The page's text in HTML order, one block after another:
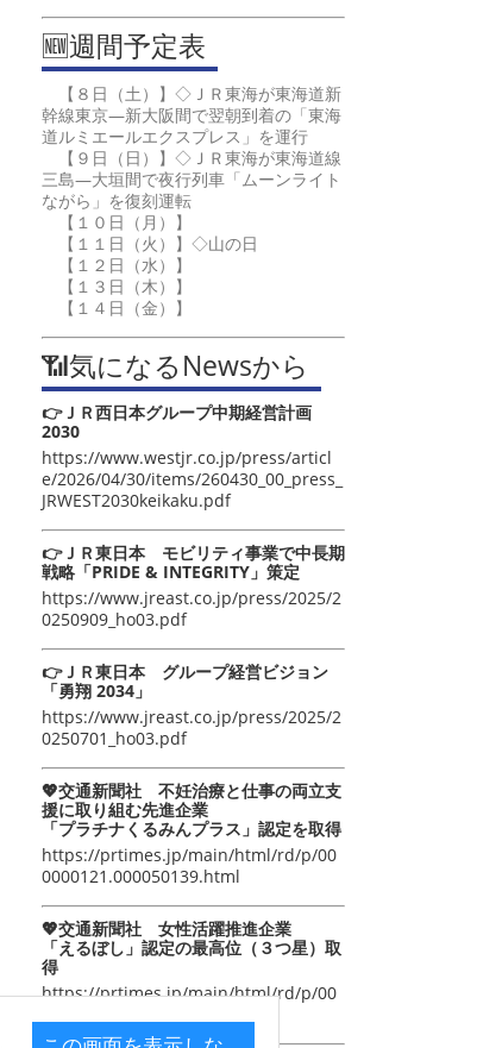
🆕週間予定表
【８日（土）】◇ＪＲ東海が東海道新
幹線東京―新大阪間で翌朝到着の「東海
道ルミエールエクスプレス」を運行
【９日（日）】◇ＪＲ東海が東海道線
三島―大垣間で夜行列車「ムーンライト
ながら」を復刻運転
【１０日（月）】
【１１日（火）】◇山の日
【１２日（水）】
【１３日（木）】
【１４日（金）】
📶気になるNewsから
👉ＪＲ西日本グループ中期経営計画
2030
https://www.westjr.co.jp/press/articl
e/2026/04/30/items/260430_00_press_
JRWEST2030keikaku.pdf
👉ＪＲ東日本 モビリティ事業で中長期
戦略「PRIDE & INTEGRITY」策定
https://www.jreast.co.jp/press/2025/2
0250909_ho03.pdf
👉ＪＲ東日本 グループ経営ビジョン
「勇翔 2034」
https://www.jreast.co.jp/press/2025/2
0250701_ho03.pdf
💖交通新聞社 不妊治療と仕事の両立支
援に取り組む先進企業
「プラチナくるみんプラス」認定を取得
https://prtimes.jp/main/html/rd/p/00
0000121.000050139.html
💖交通新聞社 女性活躍推進企業
「えるぼし」認定の最高位（３つ星）取
得
https://prtimes.jp/main/html/rd/p/00